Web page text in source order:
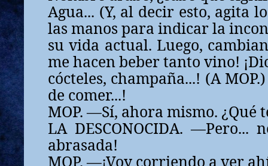
Agua... (Y, al decir esto, agita
las manos para indicar la
su vida actual. Luego,
me hacen beber tanto vino!
cócteles, champaña...! (A
de comer...!
MOP. —Sí, ahora mismo. ¿Qué
LA DESCONOCIDA. —Pero...
abrasada!
MOP. —¡Voy corriendo a ver